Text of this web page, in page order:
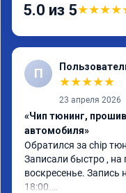
5.0 из 5★★★★
П
★★★★★
23 апреля 2026
«Чип тюнинг,
автомобиля»
Обратился за chip
Записали быстро ,
воскресенье. Запись
18:00.